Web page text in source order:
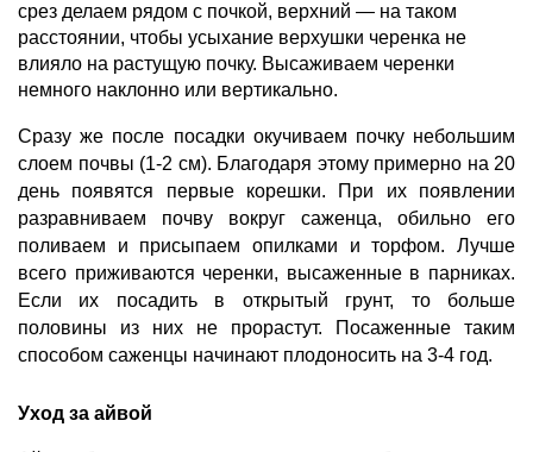
срез делаем рядом с почкой, верхний — на таком
расстоянии, чтобы усыхание верхушки черенка не
влияло на растущую почку. Высаживаем черенки
немного наклонно или вертикально.
Сразу же после посадки окучиваем почку небольшим
слоем почвы (1-2 см). Благодаря этому примерно на 20
день появятся первые корешки. При их появлении
разравниваем почву вокруг саженца, обильно его
поливаем и присыпаем опилками и торфом. Лучше
всего приживаются черенки, высаженные в парниках.
Если их посадить в открытый грунт, то больше
половины из них не прорастут. Посаженные таким
способом саженцы начинают плодоносить на 3-4 год.
Уход за айвой